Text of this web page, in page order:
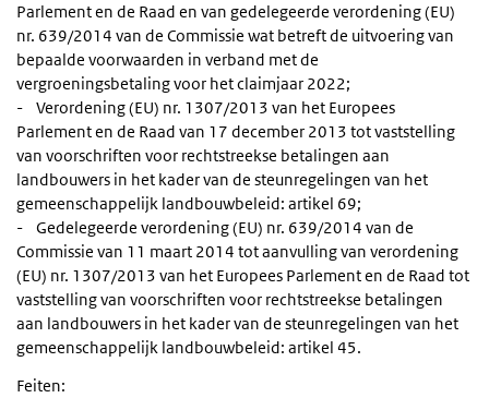
Parlement en de Raad en van gedelegeerde verordening (EU)
nr. 639/2014 van de Commissie wat betreft de uitvoering van
bepaalde voorwaarden in verband met de
vergroeningsbetaling voor het claimjaar 2022;
- Verordening (EU) nr. 1307/2013 van het Europees
Parlement en de Raad van 17 december 2013 tot vaststelling
van voorschriften voor rechtstreekse betalingen aan
landbouwers in het kader van de steunregelingen van het
gemeenschappelijk landbouwbeleid: artikel 69;
- Gedelegeerde verordening (EU) nr. 639/2014 van de
Commissie van 11 maart 2014 tot aanvulling van verordening
(EU) nr. 1307/2013 van het Europees Parlement en de Raad tot
vaststelling van voorschriften voor rechtstreekse betalingen
aan landbouwers in het kader van de steunregelingen van het
gemeenschappelijk landbouwbeleid: artikel 45.
Feiten: